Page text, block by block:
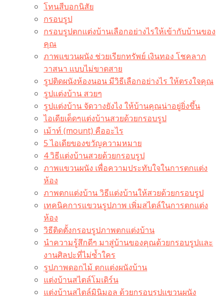
โทนสีบอกนิสัย
กรอบรูป
กรอบรูปตกแต่งบ้านเลือกอย่างไรให้เข้ากับบ้านของ
คุณ
ภาพแขวนผนัง ช่วยเรียกทรัพย์ เงินทอง โชคลาภ
วาสนา แบบไม่ขาดสาย
รูปติดผนังห้องนอน มีวิธีเลือกอย่างไร ให้ตรงใจคุณ
รูปแต่งบ้าน สวยๆ
รูปแต่งบ้าน จัดวางยังไง ให้บ้านคุณน่าอยู่ยิ่งขึ้น
ไอเดียเด็ดๆแต่งบ้านสวยด้วยกรอบรูป
เม้าท์ (mount) คืออะไร​
5 ไอเดียของขวัญความหมาย
4 วิธีแต่งบ้านสวยด้วยกรอบรูป
ภาพแขวนผนัง เพื่อความประทับใจในการตกแต่ง
ห้อง
ภาพตกแต่งบ้าน วิธีแต่งบ้านให้สวยด้วยกรอบรูป
เทคนิคการแขวนรูปภาพ เพิ่มสไตล์ในการตกแต่ง
ห้อง
วิธีติดตั้งกรอบรูปภาพตกแต่งบ้าน
นำความรู้สึกดีๆ มาสู่บ้านของคุณด้วยกรอบรูปและ
งานศิลปะที่ไม่ซ้ำใคร
รูปภาพดอกไม้ ตกแต่งผนังบ้าน
แต่งบ้านสไตล์โมเดิร์น
แต่งบ้านสไตล์มินิมอล ด้วยกรอบรูปแขวนผนัง